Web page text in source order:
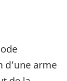
d’une arme